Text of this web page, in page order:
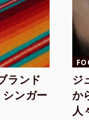
ランド
シンガー
ジ
か
人